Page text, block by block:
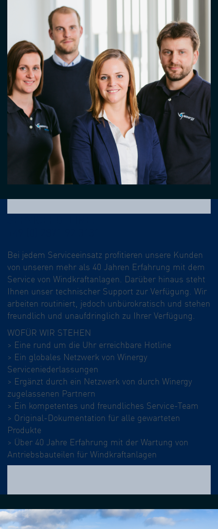
Bei jedem Serviceeinsatz profitieren unsere Kunden
von unseren mehr als 40 Jahren Erfahrung mit dem
Service von Windkraftanlagen. Darüber hinaus steht
Ihnen unser technischer Support zur Verfügung. Wir
arbeiten routiniert, jedoch unbürokratisch und stehen
freundlich und unaufdringlich zu Ihrer Verfügung.
WOFÜR WIR STEHEN
> Eine rund um die Uhr erreichbare Hotline
> Ein globales Netzwerk von Winergy
Serviceniederlassungen
> Ergänzt durch ein Netzwerk von durch Winergy
zugelassenen Partnern
> Ein kompetentes und freundliches Service-Team
> Original-Dokumentation für alle gewarteten
Produkte
> Über 40 Jahre Erfahrung mit der Wartung von
Antriebsbauteilen für Windkraftanlagen